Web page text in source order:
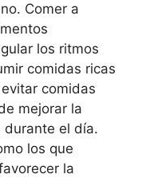
Comer a
los ritmos
comidas ricas
comidas
mejorar la
durante el día.
los que
la